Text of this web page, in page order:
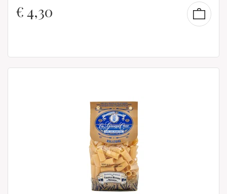
€4,30